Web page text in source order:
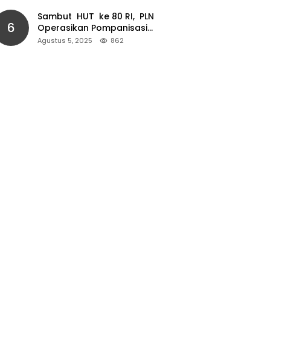
6
Sambut HUT ke 80 RI, PLN
Operasikan Pompanisasi
Persawahan dan Akses Air Bersih
Agustus 5, 2025 862